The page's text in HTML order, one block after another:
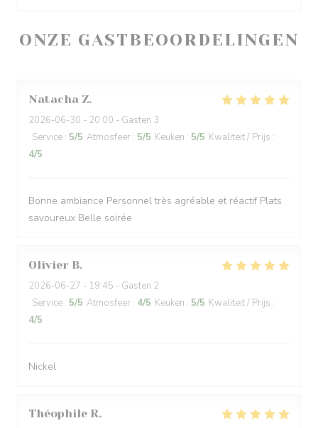
ONZE GASTBEOORDELINGEN
Natacha Z
2026-06-30 - 20:00 - Gasten 3
Service : 5/5 Atmosfeer : 5/5 Keuken : 5/5 Kwaliteit / Prijs :
4/5
Bonne ambiance Personnel très agréable et réactif Plats
savoureux Belle soirée
Olivier B
2026-06-27 - 19:45 - Gasten 2
Service : 5/5 Atmosfeer : 4/5 Keuken : 5/5 Kwaliteit / Prijs :
4/5
Nickel
Théophile R